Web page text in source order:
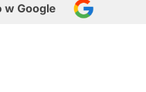
w Google